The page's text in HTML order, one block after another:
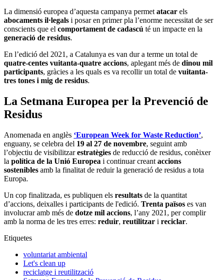
La dimensió europea d’aquesta campanya permet atacar els
abocaments il·legals i posar en primer pla l’enorme necessitat de ser
conscients que el comportament de cadascú té un impacte en la
generació de residus.
En l’edició del 2021, a Catalunya es van dur a terme un total de
quatre-centes vuitanta-quatre accions, aplegant més de dinou mil
participants, gràcies a les quals es va recollir un total de vuitanta-
tres tones i mig de residus.
La Setmana Europea per la Prevenció de
Residus
Anomenada en anglès ‘European Week for Waste Reduction’,
enguany, se celebra del 19 al 27 de novembre, seguint amb
l’objectiu de visibilitzarestratègies de reducció de residus, conèixer
la política de la Unió Europea i continuar creant accions
sostenibles amb la finalitat de reduir la generació de residus a tota
Europa.
Un cop finalitzada, es publiquen els resultats de la quantitat
d’accions, deixalles i participants de l'edició. Trenta països es van
involucrar amb més de dotze mil accions, l’any 2021, per complir
amb la norma de les tres erres: reduir, reutilitzar i reciclar.
Etiquetes
voluntariat ambiental
Let's clean up
reciclatge i reutilització